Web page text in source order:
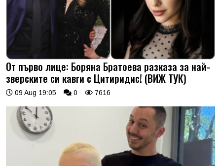
От първо лице: Боряна Братоева разказа за най-
зверските си кавги с Цитиридис! (ВИЖ ТУК)
09 Aug 19:05 0 7616